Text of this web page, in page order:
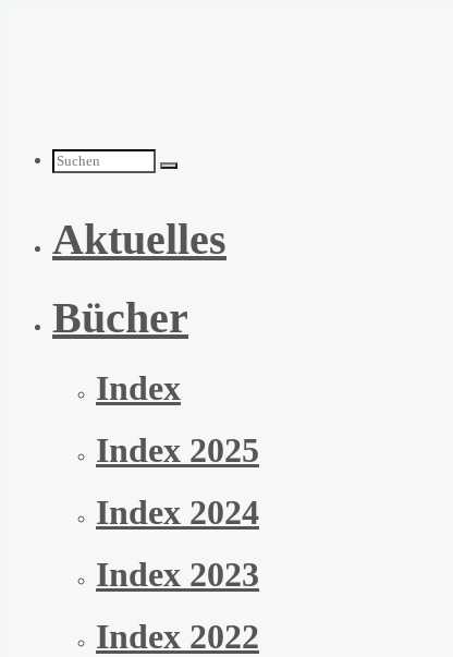
Suchen
nach:
Aktuelles
Bücher
Index
Index 2025
Index 2024
Index 2023
Index 2022